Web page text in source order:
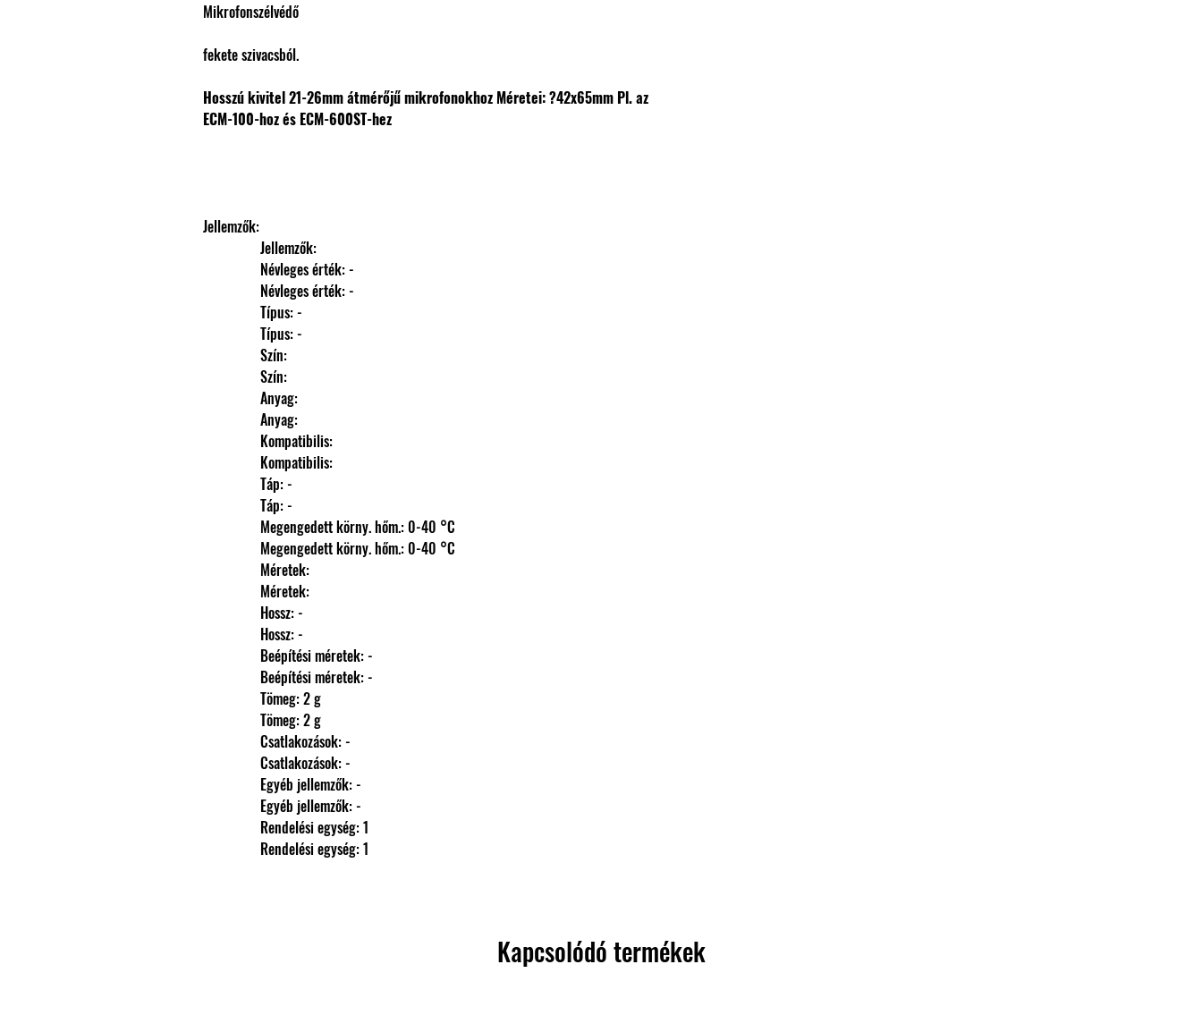
Mikrofonszélvédő
fekete szivacsból.
Hosszú kivitel21-26mm átmérőjű mikrofonokhoz Méretei: ?42x65mm Pl. az
ECM-100-hoz és ECM-600ST-hez
Jellemzők:
                Jellemzők:
                Névleges érték: -
                Névleges érték: -
                Típus: -
                Típus: -
                Szín:
                Szín:
                Anyag:
                Anyag:
                Kompatibilis:
                Kompatibilis:
                Táp: -
                Táp: -
                Megengedett körny. hőm.: 0-40 °C
                Megengedett körny. hőm.: 0-40 °C
                Méretek:
                Méretek:
                Hossz: -
                Hossz: -
                Beépítési méretek: -
                Beépítési méretek: -
                Tömeg: 2 g
                Tömeg: 2 g
                Csatlakozások: -
                Csatlakozások: -
                Egyéb jellemzők: -
                Egyéb jellemzők: -
                Rendelési egység: 1
                Rendelési egység: 1
Kapcsolódó termékek